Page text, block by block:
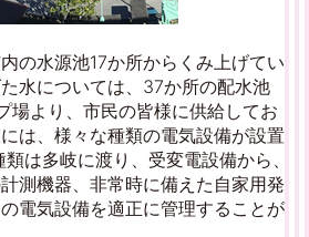
の水源池17か所からくみ上げてい
水については、37か所の配水池
場より、市民の皆様に供給してお
は、様々な種類の電気設備が設置
は多岐に渡り、受変電設備から、
測機器、非常時に備えた自家用発
電気設備を適正に管理することが